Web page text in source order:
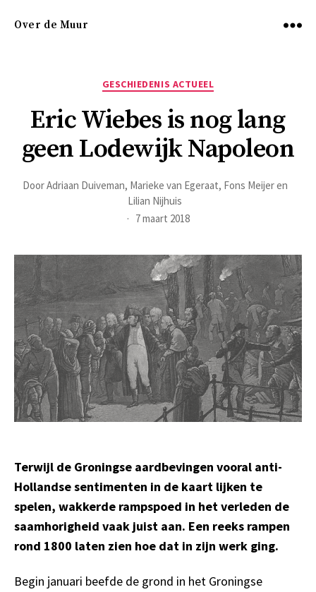
Over de Muur
Categorieën
GESCHIEDENIS ACTUEEL
Eric Wiebes is nog lang
geen Lodewijk Napoleon
DoorAdriaan Duiveman, Marieke van Egeraat, Fons Meijer en
Lilian Nijhuis
7 maart 2018
Terwijl de Groningse aardbevingen vooral anti-
Hollandse sentimenten in de kaart lijken te
spelen, wakkerde rampspoed in het verleden de
saamhorigheid vaak juist aan. Een reeks rampen
rond 1800 laten zien hoe dat in zijn werk ging.
Begin januari beefde de grond in het Groningse